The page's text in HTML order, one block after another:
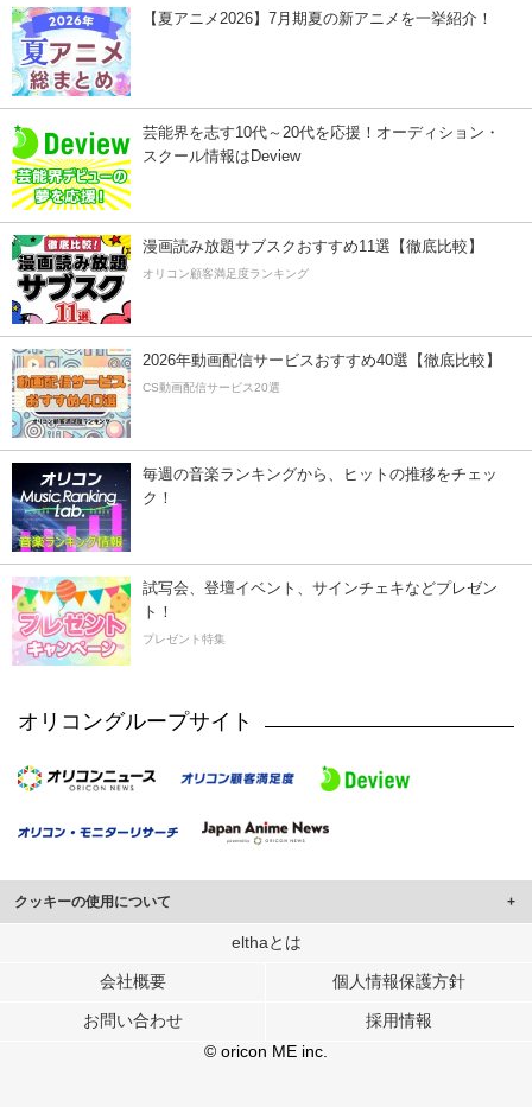
【夏アニメ2026】7月期夏の新アニメを一挙紹介！
芸能界を志す10代～20代を応援！オーディション・
スクール情報はDeview
漫画読み放題サブスクおすすめ11選【徹底比較】
オリコン顧客満足度ランキング
2026年動画配信サービスおすすめ40選【徹底比較】
CS動画配信サービス20選
毎週の音楽ランキングから、ヒットの推移をチェッ
ク！
試写会、登壇イベント、サインチェキなどプレゼン
ト！
プレゼント特集
オリコングループサイト
クッキーの使用について
このサイトでは Cookie を使用して、ユーザーに合わせたコンテンツや広告の
行っています。
メディアや広告配信、データ解析の各パートナーに提供しています。
各パートナーは、この情報とユーザーが各パートナーに提供した他の情報や、
ユーザーが各パートナーのサービスを使用したときに収集した他の情報を組み
elthaとは
会社概要 個人情報保護方針
お問い合わせ
採用情報
© oricon ME inc.